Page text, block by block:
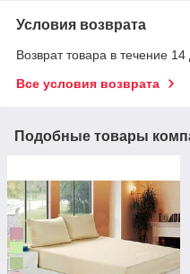
Условия возврата
Возврат товара в течение
Все условия возврата
Подобные товары